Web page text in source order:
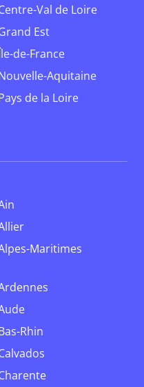
Centre-Val de Loire
Grand Est
Île-de-France
Nouvelle-Aquitaine
Pays de la Loire
Ain
Allier
Alpes-Maritimes
Ardennes
Aude
Bas-Rhin
Calvados
Charente